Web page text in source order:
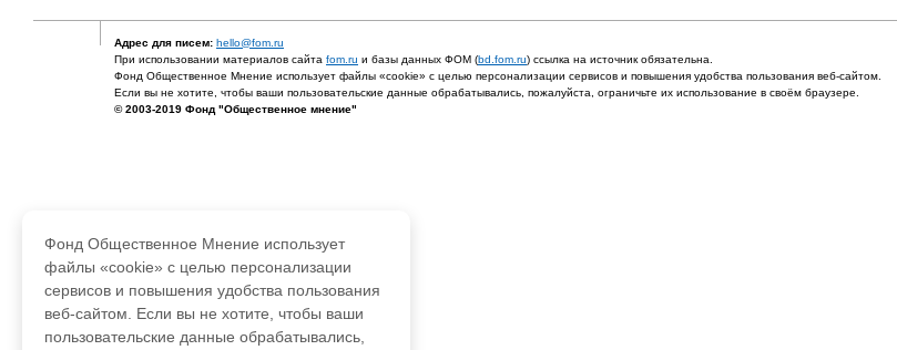
Адрес для писем: hello@fom.ru
При использовании материалов сайта fom.ru и базы данных ФОМ (bd.fom.ru) ссылка на источник обязательна.
Фонд Общественное Мнение использует файлы «cookie» с целью персонализации сервисов и повышения удобства пользования веб-сайтом.
Если вы не хотите, чтобы ваши пользовательские данные обрабатывались, пожалуйста, ограничьте их использование в своём браузере.
© 2003-2019 Фонд "Общественное мнение"
Фонд Общественное Мнение использует
файлы «cookie» с целью персонализации
сервисов и повышения удобства пользования
веб-сайтом. Если вы не хотите, чтобы ваши
пользовательские данные обрабатывались,